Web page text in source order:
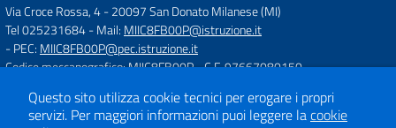
Via Croce Rossa, 4-20097 San Donato Milanese (MI)
Tel 025231684- Mail: MIIC8FB00P@istruzione.it
- PEC: MIIC8FB00P@pec.istruzione.it
Codice meccanografico: MIIC8FB00P- C.F. 97667080150
Concept & Design by Designers Italia
Questo sito utilizza cookie tecnici per erogare i propri
servizi. Per maggiori informazioni puoi leggere lacookie